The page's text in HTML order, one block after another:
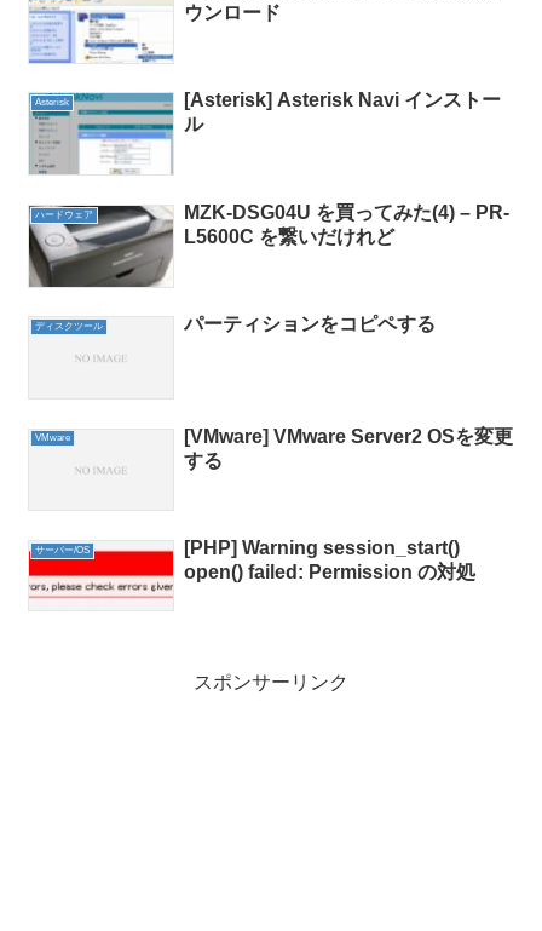
ウンロード
Asterisk
[Asterisk] Asterisk Navi インストー
ル
ハードウェア
MZK-DSG04U を買ってみた(4) – PR-
L5600C を繋いだけれど
ディスクツール パーティションをコピペする
VMware
[VMware] VMware Server2 OSを変更
する
サーバー/OS
[PHP] Warning session_start()
open() failed: Permission の対処
スポンサーリンク